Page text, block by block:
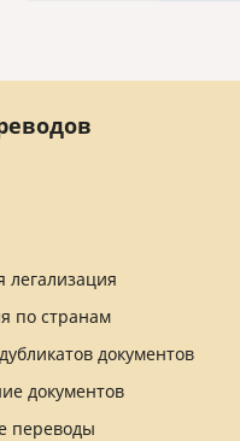
легализация
по странам
документов
документов
переводы